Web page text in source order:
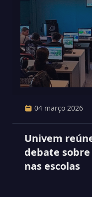
04 março 2026
Univem
debate sobre Inteligência Artificial
nas escolas